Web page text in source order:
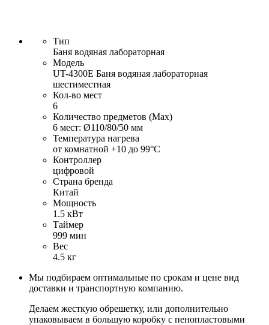
Тип
Баня водяная лабораторная
Модель
UT-4300Е Баня водяная лабораторная
шестиместная
Кол-во мест
6
Количество предметов (Max)
6 мест: Ø110/80/50 мм
Температура нагрева
от комнатной +10 до 99°С
Контроллер
цифровой
Страна бренда
Китай
Мощность
1.5 кВт
Таймер
999 мин
Вес
4.5 кг
Мы подбираем оптимальные по срокам и цене вид
доставки и транспортную компанию.
Делаем жесткую обрешетку, или дополнительно
упаковываем в большую коробку с пенопластовыми